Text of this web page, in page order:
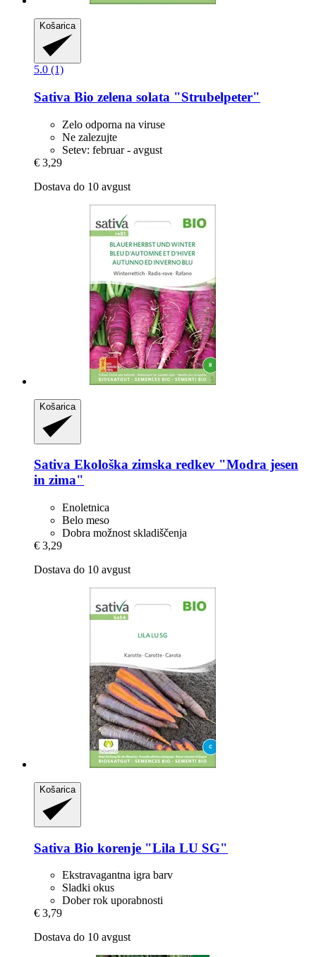
Košarica
5.0 (1)
Sativa Bio zelena solata "Strubelpeter"
Zelo odporna na viruse
Ne zalezujte
Setev: februar - avgust
€ 3,29
Dostava do 10 avgust
Košarica
Sativa Ekološka zimska redkev "Modra jesen
in zima"
Enoletnica
Belo meso
Dobra možnost skladiščenja
€ 3,29
Dostava do 10 avgust
Košarica
Sativa Bio korenje "Lila LU SG"
Ekstravagantna igra barv
Sladki okus
Dober rok uporabnosti
€ 3,79
Dostava do 10 avgust